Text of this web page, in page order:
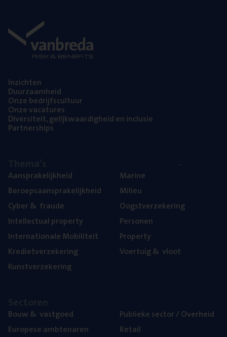
Inzich­ten
Duur­zaam­heid
Onze bedrijfs­cul­tuur
Onze vaca­tu­res
Diver­si­teit, gelijk­waar­dig­heid en inclusie
Part­ner­ships
Aan­spra­ke­lijk­heid
Beroeps­aan­spra­ke­lijk­heid
Cyber& fraude
Intel­lec­tu­al property
Inter­na­ti­o­na­le Mobiliteit
Kre­diet­ver­ze­ke­ring
Kunst­ver­ze­ke­ring
Mari­ne
Mili­eu
Oogst­ver­ze­ke­ring
Per­so­nen
Pro­per­ty
Voer­tuig& vloot
Bouw& vastgoed
Euro­pe­se ambtenaren
Publie­ke sec­tor / Overheid
Retail